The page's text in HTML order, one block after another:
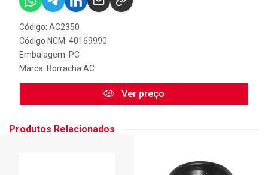
Código: AC2350
Código NCM: 40169990
Embalagem: PC
Marca: Borracha AC
Ver preço
Produtos Relacionados